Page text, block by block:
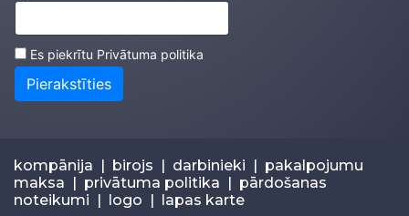
Es piekrītu Privātuma politika
Pierakstīties
kompānija | birojs | darbinieki | pakalpojumu
maksa | privātuma politika | pārdošanas
noteikumi | logo | lapas karte